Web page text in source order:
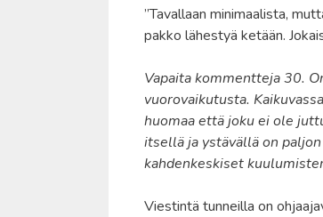
”Tavallaan minimaalista,
pakko lähestyä ketään.
Vapaita kommentteja 30.
vuorovaikutusta.
huomaa että joku ei ole
itsellä ja ystävällä on
kahdenkeskiset
Viestintä tunneilla on